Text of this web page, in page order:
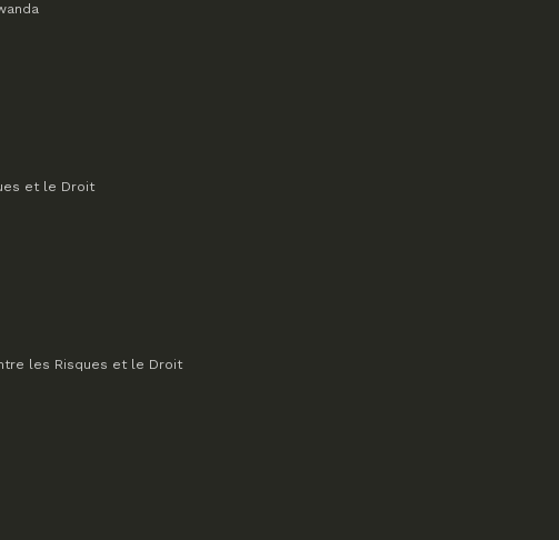
et le Droit
les Risques et le Droit